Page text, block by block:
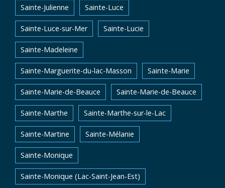
Sainte-Julienne Sainte-Luce
Sainte-Luce-sur-Mer Sainte-Lucie
Sainte-Madeleine
Sainte-Marguerite-du-lac-Masson Sainte-Marie
Sainte-Marie-de-Beauce Sainte-Marie-de-Beauce
Sainte-Marthe Sainte-Marthe-sur-le-Lac
Sainte-Martine Sainte-Mélanie
Sainte-Monique
Sainte-Monique (Lac-Saint-Jean-Est)